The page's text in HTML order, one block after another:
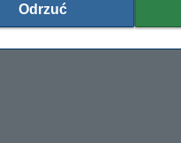
58,54 zł bez VAT
Odrzuć